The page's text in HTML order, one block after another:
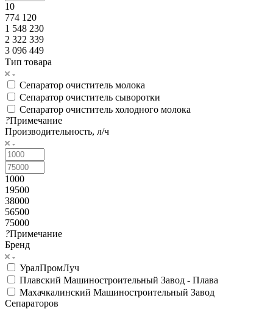
10
774 120
1 548 230
2 322 339
3 096 449
Тип товара
Сепаратор очиститель молока
Сепаратор очиститель сыворотки
Сепаратор очиститель холодного молока
?Примечание
Производительность, л/ч
1000
19500
38000
56500
75000
?Примечание
Бренд
УралПромЛуч
Плавский Машиностроительный Завод - Плава
Махачкалинский Машиностроительный Завод
Сепараторов